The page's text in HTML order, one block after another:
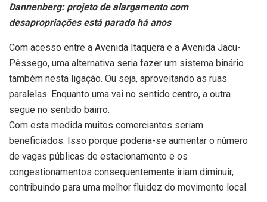
Dannenberg: projeto de alargamento com
desapropriações está parado há anos
Com acesso entre a Avenida Itaquera e a Avenida Jacu-
Pêssego, uma alternativa seria fazer um sistema binário
também nesta ligação. Ou seja, aproveitando as ruas
paralelas. Enquanto uma vai no sentido centro, a outra
segue no sentido bairro.
Com esta medida muitos comerciantes seriam
beneficiados. Isso porque poderia-se aumentar o número
de vagas públicas de estacionamento e os
congestionamentos consequentemente iriam diminuir,
contribuindo para uma melhor fluidez do movimento local.